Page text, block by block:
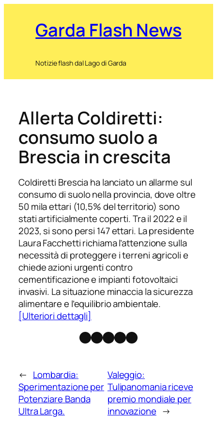
Garda Flash News
Notizie flash dal Lago di Garda
Allerta Coldiretti:
consumo suolo a
Brescia in crescita
Coldiretti Brescia ha lanciato un allarme sul
consumo di suolo nella provincia, dove oltre
50 mila ettari (10,5% del territorio) sono
stati artificialmente coperti. Tra il 2022 e il
2023, si sono persi 147 ettari. La presidente
Laura Facchetti richiama l’attenzione sulla
necessità di proteggere i terreni agricoli e
chiede azioni urgenti contro
cementificazione e impianti fotovoltaici
invasivi. La situazione minaccia la sicurezza
alimentare e l’equilibrio ambientale.
[Ulteriori dettagli]
Facebook
Instagram
X Threads
Telegram
← Lombardia:
Sperimentazione per
Potenziare Banda
Ultra Larga.
Valeggio:
Tulipanomania riceve
premio mondiale per
innovazione →